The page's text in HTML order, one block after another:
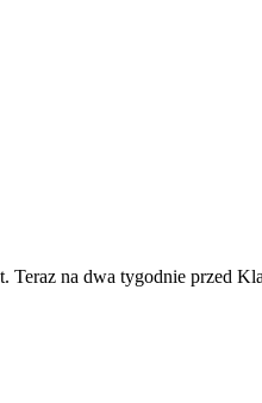
na dwa tygodnie przed